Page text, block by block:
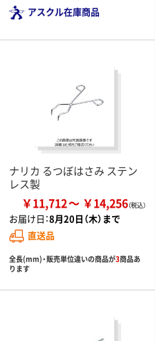
アスクル在庫商品
ナリカ るつぼはさみ ステン
レス製
￥11,712 ￥14,256
お届け日：8月20日（木）まで
直送品
全長(mm)・販売単位違いの商品が3商品あ
ります